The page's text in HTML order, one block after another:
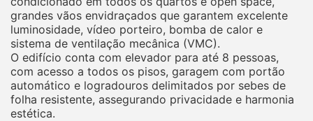
grandes vãos envidraçados que garantem excelente
luminosidade, vídeo porteiro, bomba de calor e
sistema de ventilação mecânica (VMC).
O edifício conta com elevador para até 8 pessoas,
com acesso a todos os pisos, garagem com portão
automático e logradouros delimitados por sebes de
folha resistente, assegurando privacidade e harmonia
estética.